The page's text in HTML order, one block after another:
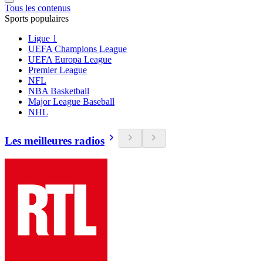
Tous les contenus
Sports populaires
Ligue 1
UEFA Champions League
UEFA Europa League
Premier League
NFL
NBA Basketball
Major League Baseball
NHL
Les meilleures radios